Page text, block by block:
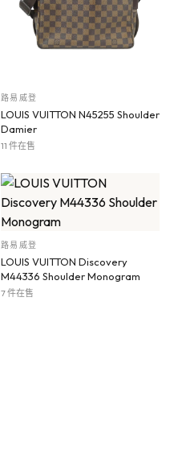
路易威登
LOUIS VUITTON N45255 Shoulder
Damier
11 件在售
路易威登
LOUIS VUITTON Discovery
M44336 Shoulder Monogram
7 件在售